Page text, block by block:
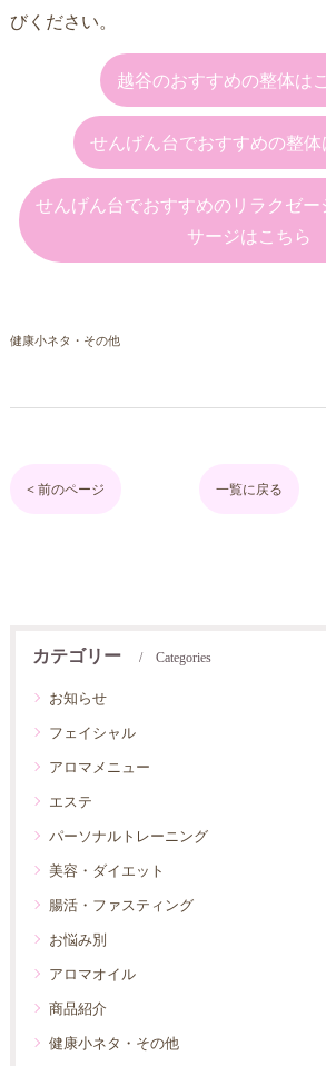
びください。
越谷のおすすめの整体は
せんげん台でおすすめの整体
せんげん台でおすすめのリラクゼー
サージはこちら
健康小ネタ・その他
< 前のページ 一覧に戻る
カテゴリー Categories
お知らせ
フェイシャル
アロマメニュー
エステ
パーソナルトレーニング
美容・ダイエット
腸活・ファスティング
お悩み別
アロマオイル
商品紹介
健康小ネタ・その他